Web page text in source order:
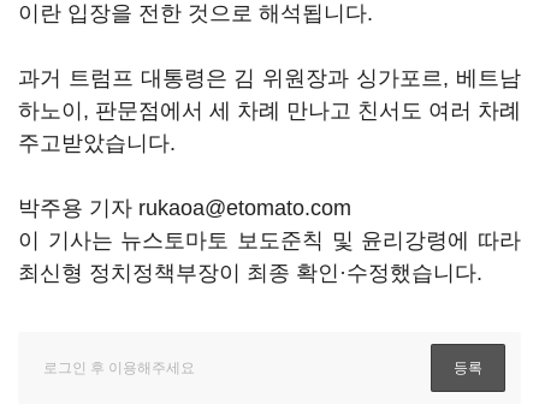
이란 입장을 전한 것으로 해석됩니다.
과거 트럼프 대통령은 김 위원장과 싱가포르, 베트남
하노이, 판문점에서 세 차례 만나고 친서도 여러 차례
주고받았습니다.
박주용 기자 rukaoa@etomato.com
이 기사는 뉴스토마토 보도준칙 및 윤리강령에 따라
최신형 정치정책부장이 최종 확인·수정했습니다.